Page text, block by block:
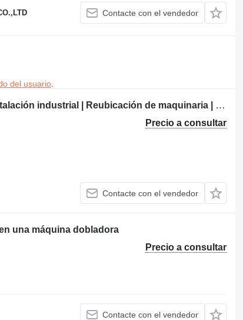
Contacte con el vendedor
del usuario.
Servicios industriales en toda Europa: Instalación industrial | Reubicación de maquinaria | Montaje mecánico y eléctrico | Mantenimiento industrial | Soporte de proyectos
Precio a consultar
Contacte con el vendedor
una máquina dobladora
Precio a consultar
Contacte con el vendedor